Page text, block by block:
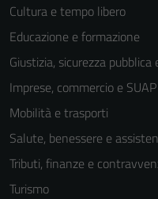
Cultura e tempo libero
Educazione e formazione
Giustizia, sicurezza
Imprese, commercio e SUAP
Mobilità e trasporti
Salute, benessere e
Tributi, finanze e
Turismo